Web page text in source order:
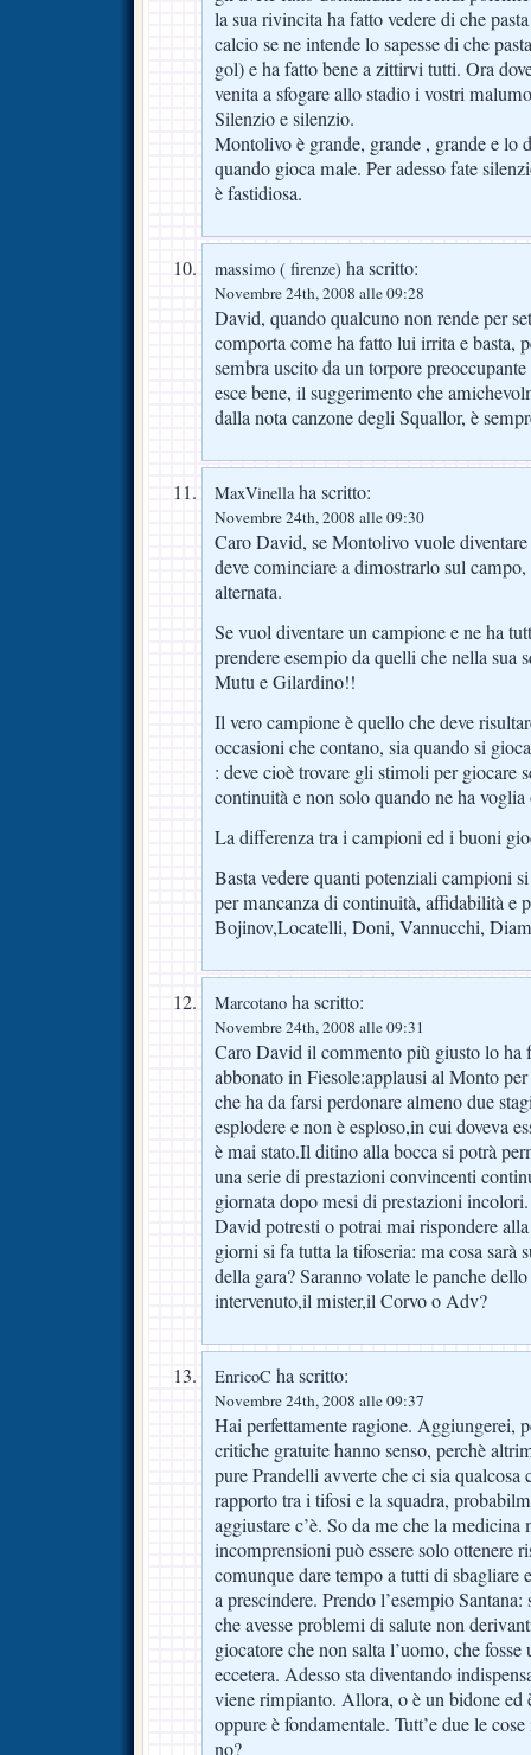
la sua rivincita ha fatto vedere di che
calcio se ne intende lo sapesse di che
gol) e ha fatto bene a zittirvi tutti. Ora
venita a sfogare allo stadio i vostri
Silenzio e silenzio.
Montolivo è grande, grande , grande e lo
quando gioca male. Per adesso fate
è fastidiosa.
massimo ( firenze) ha scritto:
Novembre 24th, 2008 alle 09:28
David, quando qualcuno non rende per
comporta come ha fatto lui irrita e basta,
sembra uscito da un torpore
esce bene, il suggerimento che
dalla nota canzone degli Squallor, è
MaxVinellaha scritto:
Novembre 24th, 2008 alle 09:30
Caro David, se Montolivo vuole
deve cominciare a dimostrarlo sul
alternata.
Se vuol diventare un campione e ne ha
prendere esempio da quelli che nella sua
Mutu e Gilardino!!
Il vero campione è quello che deve
occasioni che contano, sia quando si
: deve cioè trovare gli stimoli per giocare
continuità e non solo quando ne ha
La differenza tra i campioni ed i buoni
Basta vedere quanti potenziali campioni
per mancanza di continuità, affidabilità e
Bojinov,Locatelli, Doni, Vannucchi,
Marcotano ha scritto:
Novembre 24th, 2008 alle 09:31
Caro David il commento più giusto lo ha
abbonato in Fiesole:applausi al Monto
che ha da farsi perdonare almeno due
esplodere e non è esploso,in cui doveva
è mai stato.Il ditino alla bocca si potrà
una serie di prestazioni convincenti
giornata dopo mesi di prestazioni incolori.
David potresti o potrai mai rispondere
giorni si fa tutta la tifoseria: ma cosa sarà
della gara? Saranno volate le panche
intervenuto,il mister,il Corvo o Adv?
EnricoC ha scritto:
Novembre 24th, 2008 alle 09:37
Hai perfettamente ragione. Aggiungerei,
critiche gratuite hanno senso, perchè
pure Prandelli avverte che ci sia qualcosa
rapporto tra i tifosi e la squadra,
aggiustare c’è. So da me che la
incomprensioni può essere solo ottenere
comunque dare tempo a tutti di sbagliare
a prescindere. Prendo l’esempio
che avesse problemi di salute non
giocatore che non salta l’uomo, che fosse
eccetera. Adesso sta diventando
viene rimpianto. Allora, o è un bidone
oppure è fondamentale. Tutt’e due le
no?